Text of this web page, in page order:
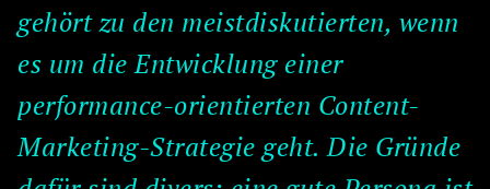
gehört zu den meistdiskutierten, wenn
es um die Entwicklung einer
performance-orientierten Content-
Marketing-Strategie geht. Die Gründe